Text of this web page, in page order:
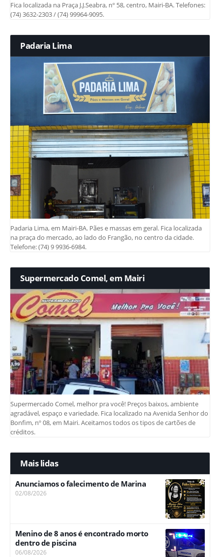
Fica localizada na Praça J.J.Seabra, nº 58, centro, Mairi-BA. Telefones:
(74) 3632-2303 / (74) 99964-9095.
Padaria Lima
Padaria Lima, em Mairi-BA. Pães e massas em geral. Fica localizada
na praça do mercado, ao lado do Frangão, no centro da cidade.
Telefone: (74) 9 9936-6984.
Supermercado Comel, em Mairi
Supermercado Comel, melhor pra você! Preços baixos, ambiente
agradável, espaço e variedade. Fica localizado na Avenida Senhor do
Bonfim, nº 08, em Mairi. Aceitamos todos os tipos de cartões de
créditos.
Mais lidas
Anunciamos o falecimento de Marina
02/08/2026
Menino de 8 anos é encontrado morto
dentro de piscina
06/08/2026